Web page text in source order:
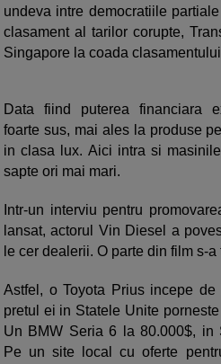
undeva intre democratiile
clasament al tarilor corupte,
Singapore la coada
Data fiind puterea financiara
foarte sus, mai ales la produse
in clasa lux. Aici intra si
sapte ori mai mari.
Intr-un interviu pentru
lansat, actorul Vin Diesel a
le cer dealerii. O parte din film s-
Astfel, o Toyota Prius incepe
pretul ei in Statele Unite
Un BMW Seria 6 la 80.000$, in
Pe un site local cu oferte